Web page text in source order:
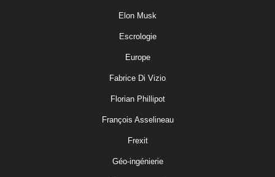
Elon Musk
Escrologie
Europe
Fabrice Di Vizio
Florian Phillipot
François Asselineau
Frexit
Géo-ingénierie